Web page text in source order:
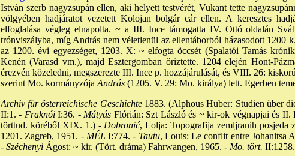
István szerb nagyzsupán ellen, aki helyett testvérét, Vukant tette
völgyében hadjáratot vezetett Kolojan bolgár cár ellen. A keresztes
elfoglalása végleg elnapolta. ~ a III. Ince támogatta IV. Ottó oldalán
trónviszályba, míg András nem véletlenül az ellentáborból házasodott 1200
az 1200. évi egyezséget, 1203. X: ~ elfogta öccsét (Spalatói Tamás
Kenén (Varasd vm.), majd Esztergomban őriztette. 1204 elején Hont-
érezvén közeledni, megszerezte III. Ince p. hozzájárulását, és VIII. 26:
szerint Mo. kormányzója András (1205. V. 29: Mo. királya) lett. Egerben
Archiv für österreichische Geschichte1883. (Alphous Huber: Studien über
II:1. - FraknóiI:36. -Mátyás Flórián: Szt László és ~ kir-ok végnapjai és II.
törttud. köréből XIX. 1.) -Dobronić, Lolja: Topografija zemljranih posjeda
1201. Zagreb, 1951. -MÉL I:774. - Tautu, Louis: Le conflit entre Johanitsa
- Széchenyi Ágost: ~ kir. (Tört. dráma) Fahrwangen, 1965. - Mo. tört.